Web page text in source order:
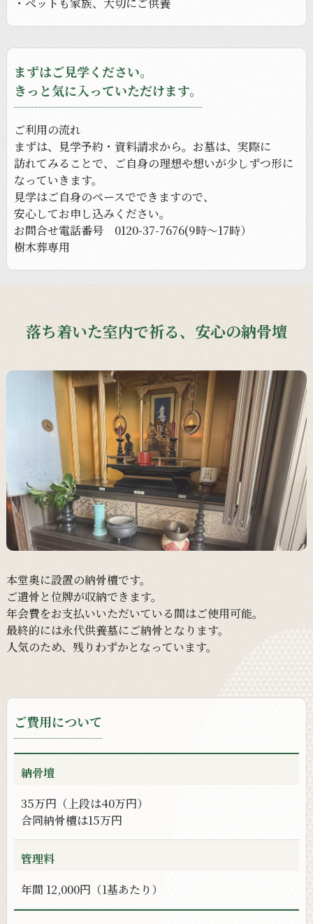
まずはご見学ください。
きっと気に入っていただけます。
ご利用の流れ
まずは、
見学予約・資料請求から。 お墓は、 実際に
訪れてみる ことで、 ご自身の理想や想いが少しずつ形に
なっていきます。
見学はご自身のペースでできますので、
安心してお申し込みください。
お問合せ電話番号 0120-37-7676(9時〜17時）
樹木葬専用
落ち着いた室内で祈る、安心の納骨壇
本堂奥に設置の納骨檀です。
ご遺骨と位牌が収納できます。
年会費をお支払いいただいている間はご使用可能。
最終的には永代供養墓にご納骨となります。
人気のため、 残りわずかとなっています。
ご費用について
納骨壇
35万円（上段は40万円）
合同納骨檀は15万円
管理料
年間 12,000円（1基あたり）